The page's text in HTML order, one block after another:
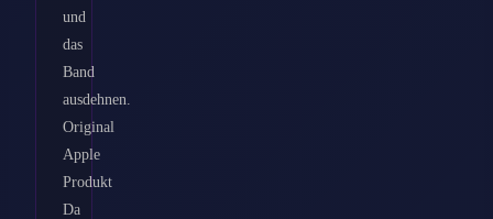
und
das
Band
ausdehnen.
Original
Apple
Produkt
Da